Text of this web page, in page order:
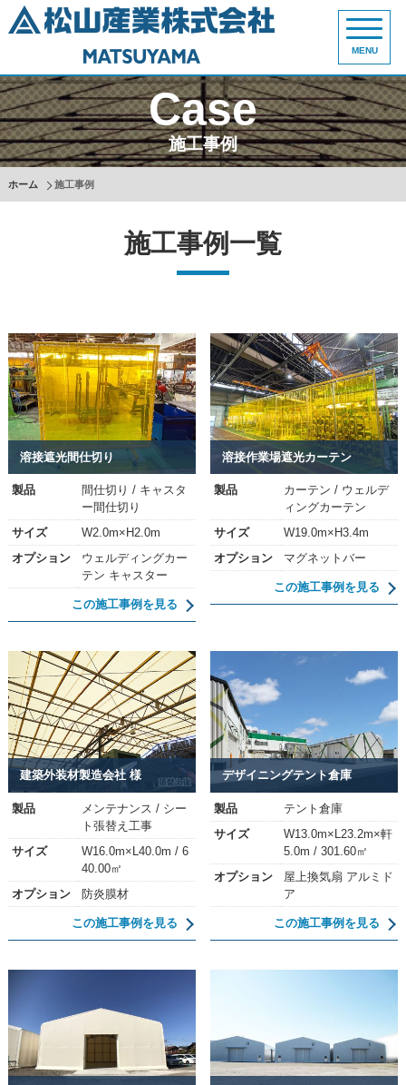
MENU
Case
施工事例
ホーム 施工事例
施工事例一覧
溶接遮光間仕切り
製品
間仕切り / キャスタ
ー間仕切り
サイズ
W2.0m×H2.0m
オプション
ウェルディングカー
テン キャスター
この施工事例を見る
溶接作業場遮光カーテン
製品
カーテン / ウェルデ
ィングカーテン
サイズ
W19.0m×H3.4m
オプション
マグネットバー
この施工事例を見る
建築外装材製造会社 様
製品
メンテナンス / シー
ト張替え工事
サイズ
W16.0m×L40.0m / 6
40.00㎡
オプション
防炎膜材
この施工事例を見る
デザイニングテント倉庫
製品
テント倉庫
サイズ
W13.0m×L23.2m×軒
5.0m / 301.60㎡
オプション
屋上換気扇 アルミド
ア
この施工事例を見る